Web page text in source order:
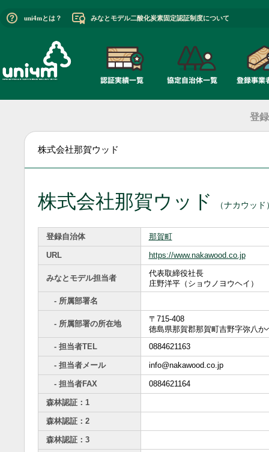
uni4mとは？ みなとモデル二酸化炭素固定認証制度について
登
株式会社那賀ウッド
株式会社那賀ウッド （ナカウッド
登録自治体 那賀町
URL https://www.nakawood.co.jp
みなとモデル担当者
代表取締役社長
庄野洋平（ショウノヨウヘイ）
- 所属部署名
- 所属部署の所在地
〒715-408
徳島県那賀郡那賀町吉野字弥八か
- 担当者TEL
0884621163
- 担当者メール info@nakawood.co.jp
- 担当者FAX 0884621164
森林認証：1
森林認証：2
森林認証：3